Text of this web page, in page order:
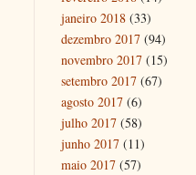
janeiro 2018 (33)
dezembro 2017 (94)
novembro 2017 (15)
setembro 2017 (67)
agosto 2017 (6)
julho 2017 (58)
junho 2017 (11)
maio 2017 (57)